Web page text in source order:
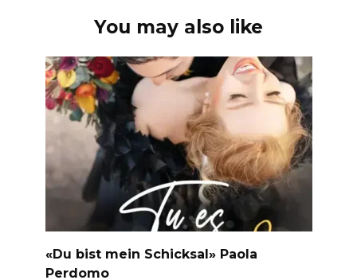
You may also like
«Du bist mein Schicksal» Paola
Perdomo